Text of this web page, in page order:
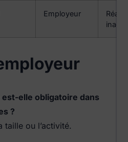
Employeur
elle obligatoire dans
?
taille ou l’activité.